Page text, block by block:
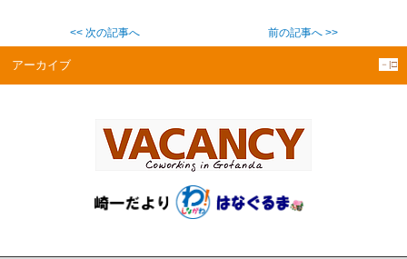
<< 次の記事へ 前の記事へ >>
アーカイブ －|□